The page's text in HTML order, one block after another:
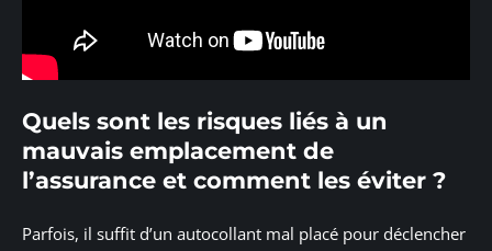
Quels sont les risques liés à un
mauvais emplacement de
l’assurance et comment les éviter ?
Parfois, il suffit d’un autocollant mal placé pour déclencher